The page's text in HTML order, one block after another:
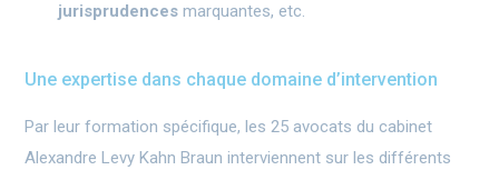
jurisprudencesmarquantes, etc.
Une expertise dans chaque domaine d’intervention
Par leur formation spécifique, les 25 avocats du cabinet
Alexandre Levy Kahn Braun interviennent sur les différents